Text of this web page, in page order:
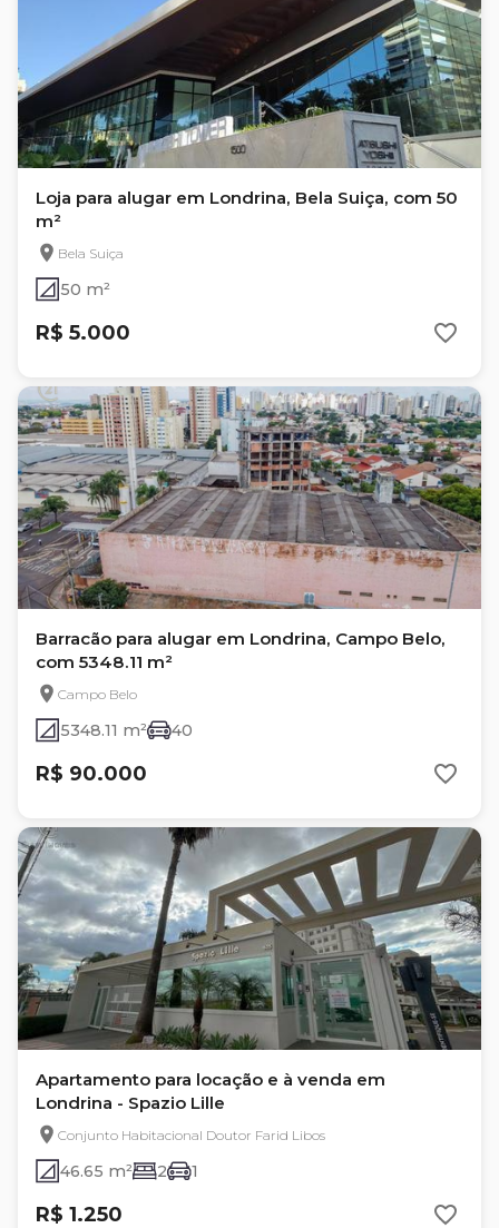
Loja para alugar em Londrina, Bela Suiça, com 50
m²
Bela Suiça
50 m²
R$ 5.000
Barracão para alugar em Londrina, Campo Belo,
com 5348.11 m²
Campo Belo
5348.11 m² 40
R$ 90.000
Apartamento para locação e à venda em
Londrina - Spazio Lille
Conjunto Habitacional Doutor Farid Libos
46.65 m² 2 1
R$ 1.250